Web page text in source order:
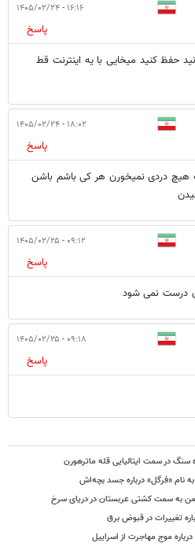
۱۶:۱۶ - ۱۴۰۵/۰۲/۲۴
پاسخ
حفظ کنید میخایی با یه اینترنت قط
۱۸:۰۲ - ۱۴۰۵/۰۲/۲۴
پاسخ
هیچ دردی نمیخورن هر کی باشم باشن
۰۹:۱۲ - ۱۴۰۵/۰۲/۲۵
پاسخ
درست نمی شود
۰۹:۱۸ - ۱۴۰۵/۰۲/۲۵
پاسخ
در سمت ایتالیایی قله ماترهورن
به نام «فرگل» درباره جسد بچه‌اش
یمن به سمت کشتی‌ عربستان در دریای سرخ
تغییرات در قبوض برق